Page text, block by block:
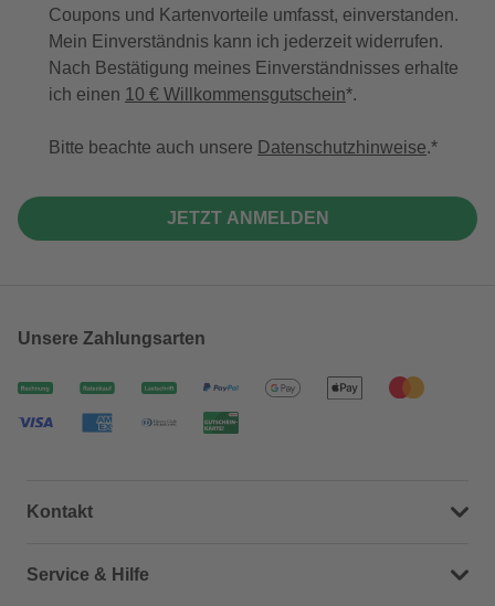
Coupons und Kartenvorteile umfasst, einverstanden.
Mein Einverständnis kann ich jederzeit widerrufen.
Nach Bestätigung meines Einverständnisses erhalte
ich einen 10 € Willkommensgutschein*.
Bitte beachte auch unsere Datenschutzhinweise.
JETZT ANMELDEN
Unsere Zahlungsarten
Kontakt
Dein Kontakt zu uns
Service & Hilfe